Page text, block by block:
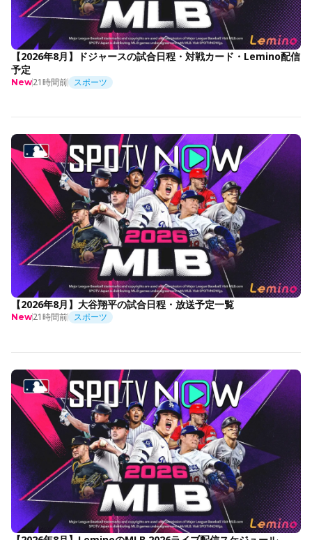
【2026年8月】ドジャースの試合日程・対戦カード・Lemino配信
予定
New21時間前 スポーツ
【2026年8月】大谷翔平の試合日程・放送予定一覧
New21時間前 スポーツ